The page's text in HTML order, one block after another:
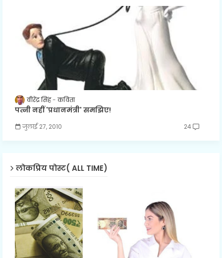
वीरेंद्र सिंह कविता
पत्नी नहीं 'प्रधानमंत्री' समझिए!
जुलाई 27, 2010 24
लोकप्रिय पोस्ट( ALL TIME)